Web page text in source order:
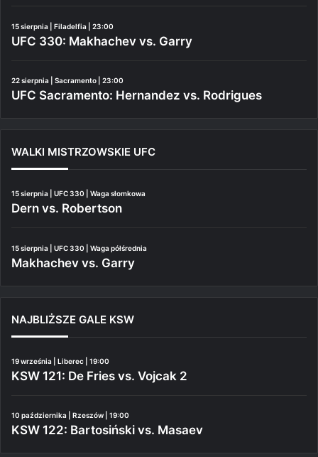
15 sierpnia | Filadelfia | 23:00
UFC 330: Makhachev vs. Garry
22 sierpnia | Sacramento | 23:00
UFC Sacramento: Hernandez vs. Rodrigues
WALKI MISTRZOWSKIE UFC
15 sierpnia | UFC 330 | Waga słomkowa
Dern vs. Robertson
15 sierpnia | UFC 330 | Waga półśrednia
Makhachev vs. Garry
NAJBLIŻSZE GALE KSW
19 września | Liberec | 19:00
KSW 121: De Fries vs. Vojcak 2
10 października | Rzeszów | 19:00
KSW 122: Bartosiński vs. Masaev